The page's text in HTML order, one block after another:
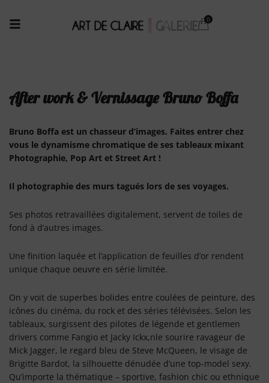
After work & Vernissage Bruno Boffa
Bruno Boffa est un chasseur d’images. Faites entrer chez
vous le dynamisme chromatique de ses tableaux mixant
Photographie, Pop Art et Street Art !
Il photographie des murs tagués lors de ses voyages.
Ses photos retravaillées digitalement, servent de toiles de
fond à d’autres images.
Une finition laquée et l’application de feuilles d’or rendent
unique chaque oeuvre en série limitée.
On y voit de superbes bolides entre coulées de peinture, des
icônes du cinéma, du rock et des séries télévisées. Selon les
tableaux, surgissent des pilotes de légende et gentlemen
drivers comme Fangio et Jacky Ickx,nle sourire ravageur de
Mick Jagger, le regard bleu de Steve McQueen, le visage de
Brigitte Bardot, la silhouette dénudée d’une top-model sexy.
Qu’importe la thématique – sportive, fashion chic ou ethnique